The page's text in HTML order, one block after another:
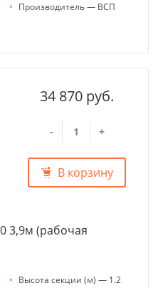
• Производитель — ВСП
34 870 руб.
- +
В корзину
3,9м (рабочая
• Высота секции (м) — 1.2